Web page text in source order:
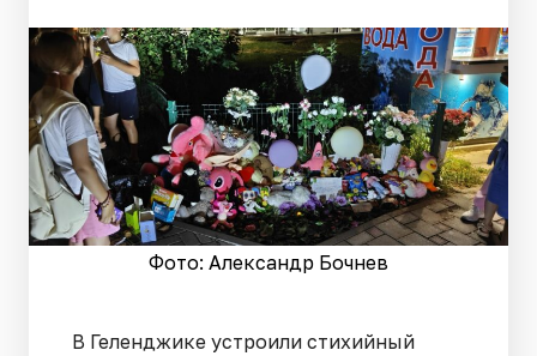
Фото: Александр Бочнев
В Геленджике устроили стихийный